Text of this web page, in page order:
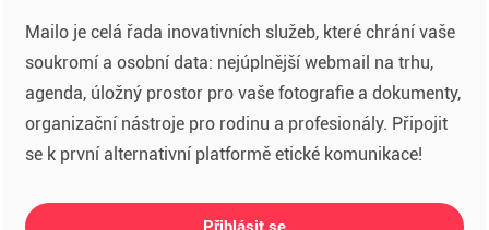
Mailo je celá řada inovativních služeb, které chrání vaše
soukromí a osobní data: nejúplnější webmail na trhu,
agenda, úložný prostor pro vaše fotografie a dokumenty,
organizační nástroje pro rodinu a profesionály. Připojit
se k první alternativní platformě etické komunikace!